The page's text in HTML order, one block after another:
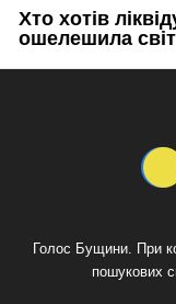
Голос Бущини. При
пошукових